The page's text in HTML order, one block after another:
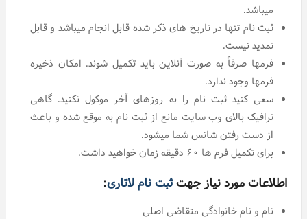
میباشد.
ثبت نام تنها در تاریخ های ذکر شده قابل انجام میباشد و قابل
تمدید نیست.
فرمها صرفاً به صورت آنلاین باید تکمیل شوند. امکان ذخیره
فرمها وجود ندارد.
سعی کنید ثبت نام را به روزهای آخر موکول نکنید. گاهی
ترافیک بالای وب سایت مانع از ثبت نام به موقع شده و باعث
از دست رفتن شانس شما میشود.
برای تکمیل فرم ها ۶۰ دقیقه زمان خواهید داشت.
اطلاعات مورد نیاز جهتثبت نام لاتاری:
نام و نام خانوادگی متقاضی اصلی